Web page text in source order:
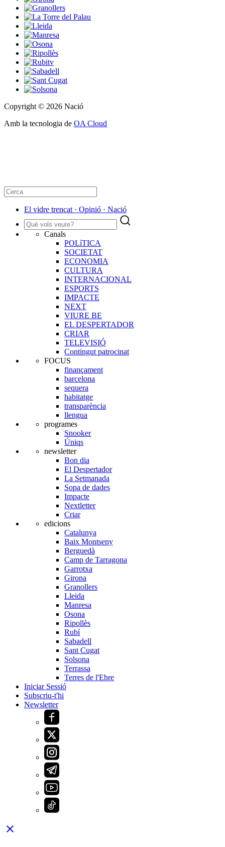
Copyright © 2026 Nació
Amb la tecnologia de OA Cloud
El vidre trencat · Opinió · Nació
Canals
POLíTICA
SOCIETAT
ECONOMIA
CULTURA
INTERNACIONAL
ESPORTS
IMPACTE
NEXT
VIURE BE
EL DESPERTADOR
CRIAR
TELEVISIÓ
Contingut patrocinat
FOCUS
finançament
barcelona
sequera
habitatge
transparència
llengua
programes
Snooker
Úniqs
newsletter
Bon dia
El Despertador
La Setmanada
Sopa de dades
Impacte
Nextletter
Criar
edicions
Catalunya
Baix Montseny
Berguedà
Camp de Tarragona
Garrotxa
Girona
Granollers
Lleida
Manresa
Osona
Ripollès
Rubí
Sabadell
Sant Cugat
Solsona
Terrassa
Terres de l'Ebre
Iniciar Sessió
Subscriu-t'hi
Newsletter
close